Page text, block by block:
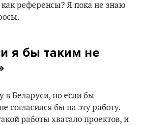
референсы? Я пока не знаю
я бы таким не
в Беларуси, но если бы
согласился бы на эту работу.
работы хватало проектов, и